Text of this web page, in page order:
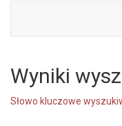
Wyniki
Słowo kluczowe